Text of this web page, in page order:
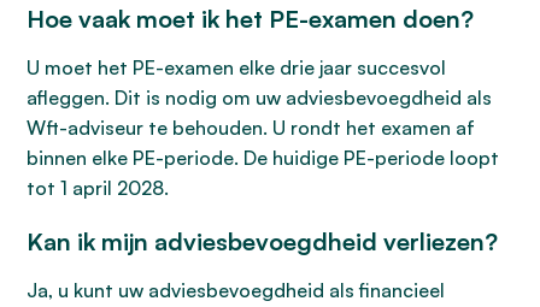
Hoe vaak moet ik het PE-examen doen?
U moet het PE-examen elke drie jaar succesvol
afleggen. Dit is nodig om uw adviesbevoegdheid als
Wft-adviseur te behouden. U rondt het examen af
binnen elke PE-periode. De huidige PE-periode loopt
tot 1 april 2028.
Kan ik mijn adviesbevoegdheid verliezen?
Ja, u kunt uw adviesbevoegdheid als financieel